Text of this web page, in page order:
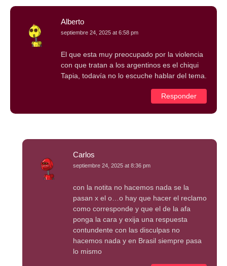
Alberto
septiembre 24, 2025 at 6:58 pm
El que esta muy preocupado por la violencia
con que tratan a los argentinos es el chiqui
Tapia, todavía no lo escuche hablar del tema.
Responder
Carlos
septiembre 24, 2025 at 8:36 pm
con la notita no hacemos nada se la
pasan x el o…o hay que hacer el reclamo
como corresponde y que el de la afa
ponga la cara y exija una respuesta
contundente con las disculpas no
hacemos nada y en Brasil siempre pasa
lo mismo